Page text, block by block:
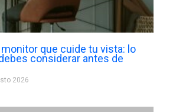
que cuide tu vista: lo
considerar antes de
2026